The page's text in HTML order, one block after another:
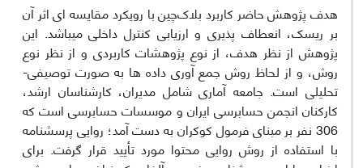
هدف پژوهش حاضر کاربرد بلاک‌چین با رویکرد مقایسه ای اثر آن
بر ریسک، انعطاف پذیری و ارزیابی کنترل داخلی می­باشد. این
پژوهش از نظر هدف، از نوع پژوهشات کاربردی و از نظر نوع
روش، و از لحاظ روش جمع آوری داده ها به صورت توصیفی-
تحلیلی است. جامعه آماری شامل مدیران، کارشناسان ارشد،
کارکنان انجمن حسابرسی ایران و موسسات حسابرسی است که
306 نفر بر مبنای فرمول کوکران به دست آمد؛ روایی پرسشنامه
با استفاده از روش روایی محتوا مورد تأیید قرار گرفت. برای